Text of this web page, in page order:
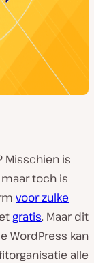
Misschien is
toch is
voor zulke
gratis. Maar dit
WordPress kan
alle